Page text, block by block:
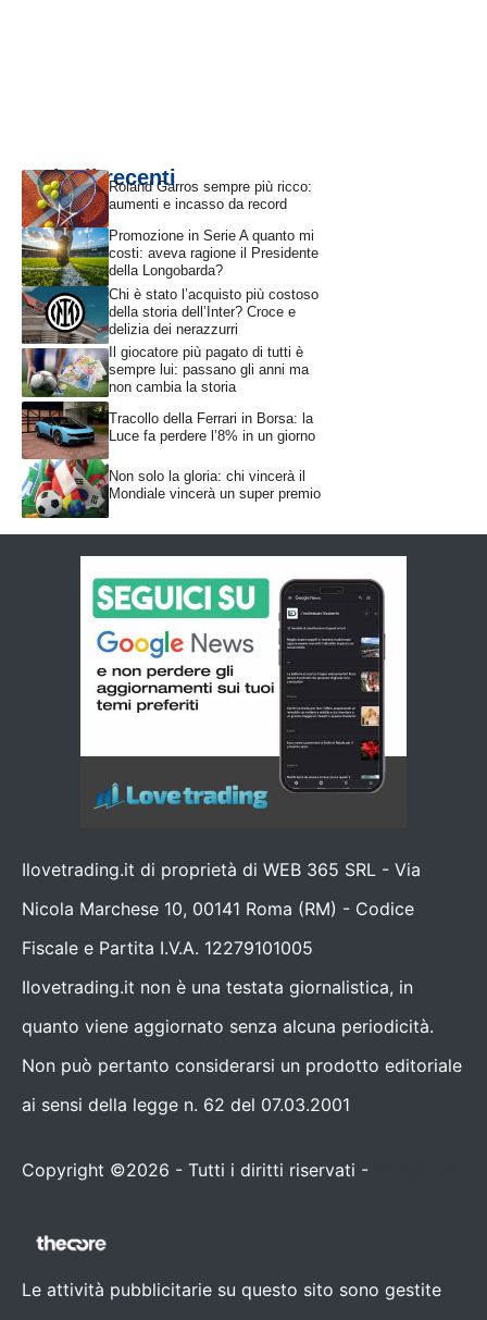
Articoli recentiRoland Garros sempre più ricco:
aumenti e incasso da record
Promozione in Serie A quanto mi
costi: aveva ragione il Presidente
della Longobarda?
Chi è stato l’acquisto più costoso
della storia dell’Inter? Croce e
delizia dei nerazzurri
Il giocatore più pagato di tutti è
sempre lui: passano gli anni ma
non cambia la storia
Tracollo della Ferrari in Borsa: la
Luce fa perdere l’8% in un giorno
Non solo la gloria: chi vincerà il
Mondiale vincerà un super premio
Ilovetrading.it di proprietà di WEB 365 SRL - Via
Nicola Marchese 10, 00141 Roma (RM) - Codice
Fiscale e Partita I.V.A. 12279101005
Ilovetrading.it non è una testata giornalistica, in
quanto viene aggiornato senza alcuna periodicità.
Non può pertanto considerarsi un prodotto editoriale
ai sensi della legge n. 62 del 07.03.2001
Copyright ©2026 - Tutti i diritti riservati -
Le attività pubblicitarie su questo sito sono gestite